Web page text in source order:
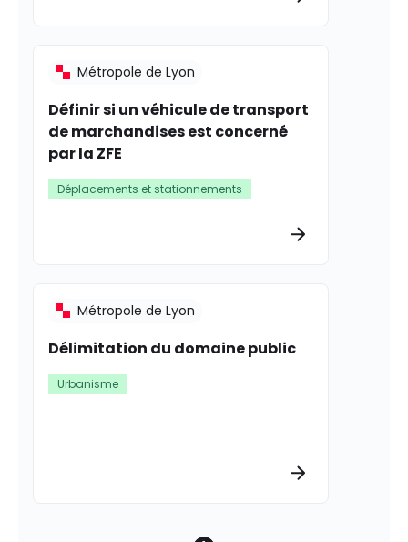
Définir si un véhicule de transport
de marchandises est concerné
par la ZFE
Métropole de Lyon
Déplacements et stationnements
Délimitation du domaine public
Métropole de Lyon
Urbanisme